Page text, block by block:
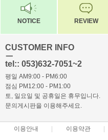
NOTICE REVIEW
CUSTOMER INFO
ㅡ
tel:: 053)632-7051~2
평일 AM9:00 - PM6:00
점심 PM12:00 - PM1:00
토, 일요일 및 공휴일은 휴무입니다.
문의게시판을 이용해주세요.
이용안내 이용약관